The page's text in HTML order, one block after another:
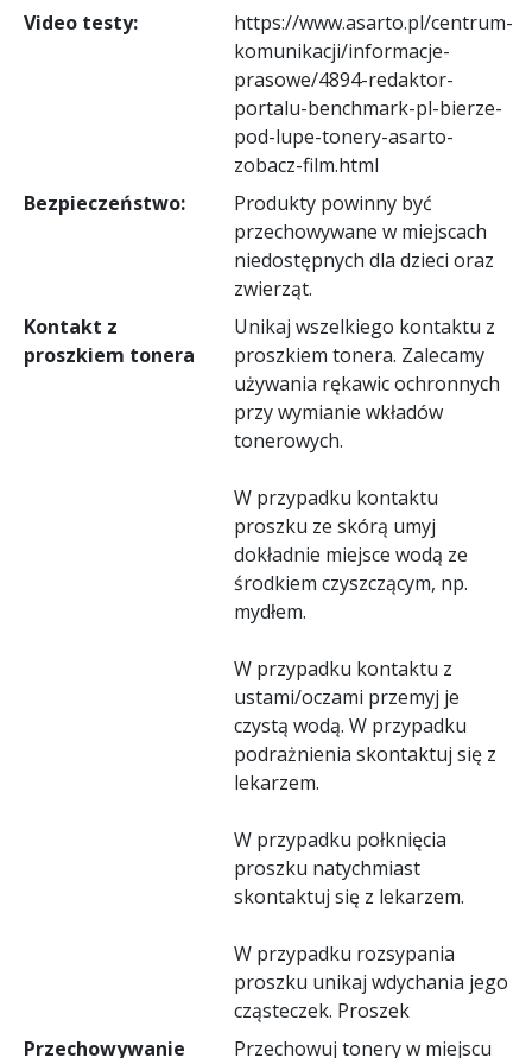
Video testy:
https://www.asarto.pl/centrum-
komunikacji/informacje-
prasowe/4894-redaktor-
portalu-benchmark-pl-bierze-
pod-lupe-tonery-asarto-
zobacz-film.html
Bezpieczeństwo:
Produkty powinny być
przechowywane w miejscach
niedostępnych dla dzieci oraz
zwierząt.
Kontakt z
proszkiem tonera
Unikaj wszelkiego kontaktu z
proszkiem tonera. Zalecamy
używania rękawic ochronnych
przy wymianie wkładów
tonerowych.
W przypadku kontaktu
proszku ze skórą umyj
dokładnie miejsce wodą ze
środkiem czyszczącym, np.
mydłem.
W przypadku kontaktu z
ustami/oczami przemyj je
czystą wodą. W przypadku
podrażnienia skontaktuj się z
lekarzem.
W przypadku połknięcia
proszku natychmiast
skontaktuj się z lekarzem.
W przypadku rozsypania
proszku unikaj wdychania jego
cząsteczek. Proszek
Przechowywanie
Przechowuj tonery w miejscu